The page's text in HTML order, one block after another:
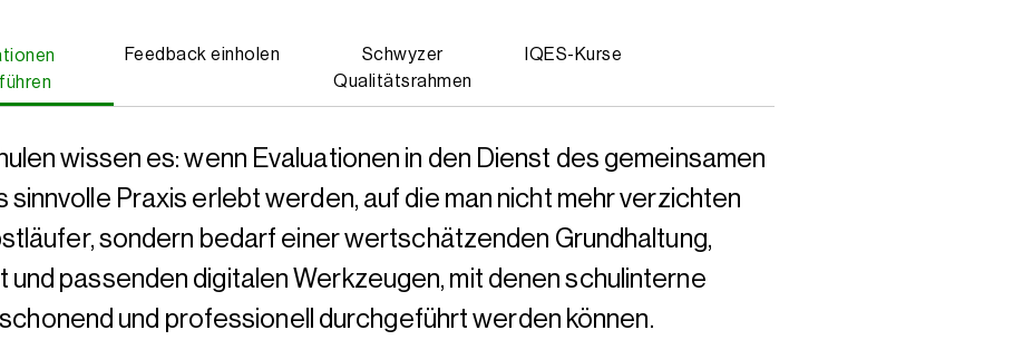
Feedback einholen
Schwyzer
Qualitätsrahmen
IQES-Kurse
wissen es: wenn Evaluationen in den Dienst des gemeinsamen
Praxis erlebt werden, auf die man nicht mehr verzichten
sondern bedarf einer wertschätzenden Grundhaltung,
und passenden digitalen Werkzeugen, mit denen schulinterne
und professionell durchgeführt werden können.